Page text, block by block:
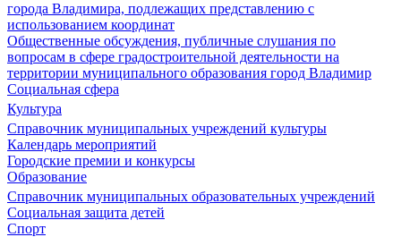
города Владимира, подлежащих представлению с
использованием координат
Общественные обсуждения, публичные слушания по
вопросам в сфере градостроительной деятельности на
территории муниципального образования город Владимир
Социальная сфера
Культура
Справочник муниципальных учреждений культуры
Календарь мероприятий
Городские премии и конкурсы
Образование
Справочник муниципальных образовательных учреждений
Социальная защита детей
Спорт